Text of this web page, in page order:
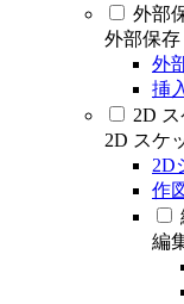
外部
外部保存
外
挿
2D
2D スケ
2D
作
編